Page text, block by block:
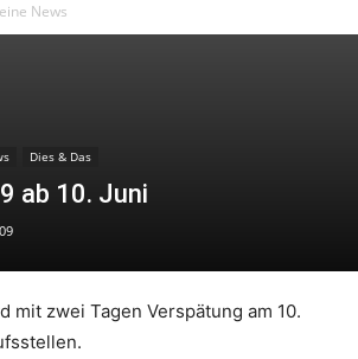
News
Dies & Das
ab 10. Juni
mit zwei Tagen Verspätung am 10.